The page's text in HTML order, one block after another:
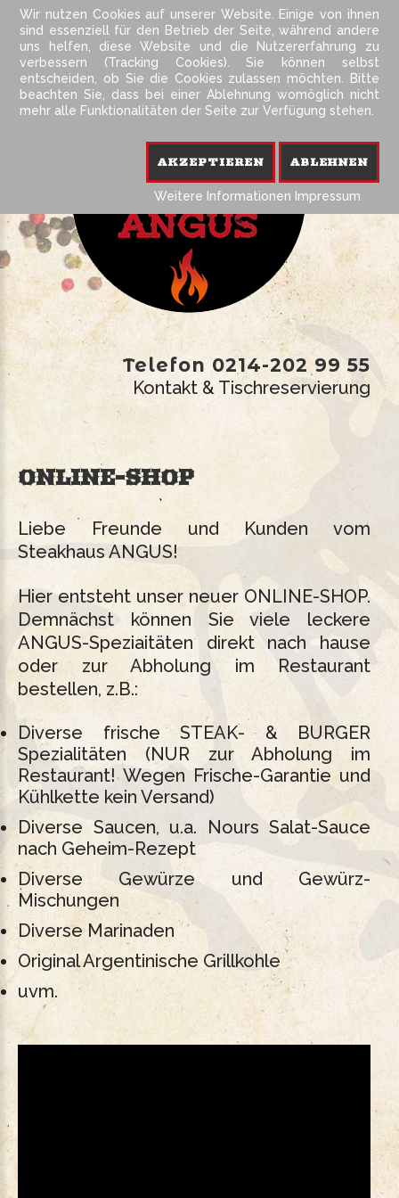
Telefon 0214-202 99 55
Kontakt & Tischreservierung
ONLINE-SHOP
Liebe Freunde und Kunden vom
Steakhaus ANGUS!
Hier entsteht unser neuer ONLINE-SHOP.
Demnächst können Sie viele leckere
ANGUS-Speziaitäten direkt nach hause
oder zur Abholung im Restaurant
bestellen, z.B.:
Diverse frische STEAK- & BURGER
Spezialitäten (NUR zur Abholung im
Restaurant! Wegen Frische-Garantie und
Kühlkette kein Versand)
Diverse Saucen, u.a. Nours Salat-Sauce
nach Geheim-Rezept
Diverse Gewürze und Gewürz-
Mischungen
Diverse Marinaden
Original Argentinische Grillkohle
uvm.
Wir nutzen Cookies auf unserer Website. Einige von ihnen
sind essenziell für den Betrieb der Seite, während andere
uns helfen, diese Website und die Nutzererfahrung zu
verbessern (Tracking Cookies). Sie können selbst
entscheiden, ob Sie die Cookies zulassen möchten. Bitte
beachten Sie, dass bei einer Ablehnung womöglich nicht
mehr alle Funktionalitäten der Seite zur Verfügung stehen.
AKZEPTIEREN ABLEHNEN
Weitere Informationen Impressum
ONLINE-SHOP Steakhaus Angus Leverkusen